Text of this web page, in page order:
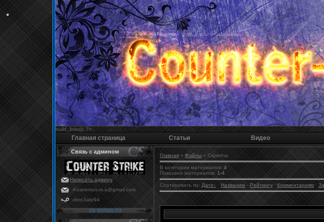
build_links(); ?>
Главная страница Статьи Видео
Связь с админом
Написать админу
-Kostretsov.m.a@gmail.com
-dino3abr94
Главная »Файлы » Скрипты
В категории материалов: 4
Показано материалов: 1-4
Сортировать по: Дате · Названию · Рейтингу · Комментариям ·